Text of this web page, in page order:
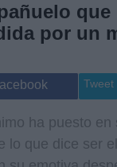
Gente
Musica
que
por un
Tweet
ha puesto en
lo que dice ser